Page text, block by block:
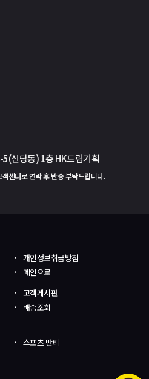
신당동) 1층 HK드림기획
센터로 연락 후 반송 부탁드립니다.
개인정보취급방침
메인으로
고객게시판
배송조회
스포츠 반티